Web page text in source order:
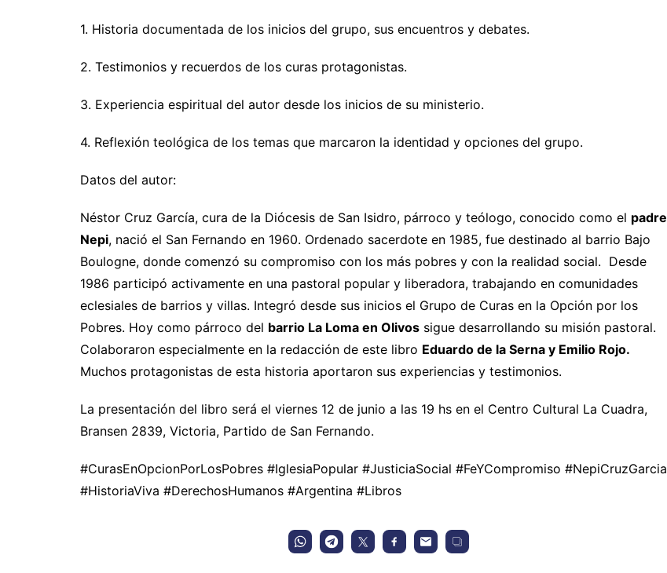
1. Historia documentada de los inicios del grupo, sus encuentros y debates.
2. Testimonios y recuerdos de los curas protagonistas.
3. Experiencia espiritual del autor desde los inicios de su ministerio.
4. Reflexión teológica de los temas que marcaron la identidad y opciones del grupo.
Datos del autor:
Néstor Cruz García, cura de la Diócesis de San Isidro, párroco y teólogo, conocido como el padre
Nepi, nació el San Fernando en 1960. Ordenado sacerdote en 1985, fue destinado al barrio Bajo
Boulogne, donde comenzó su compromiso con los más pobres y con la realidad social. Desde
1986 participó activamente en una pastoral popular y liberadora, trabajando en comunidades
eclesiales de barrios y villas. Integró desde sus inicios el Grupo de Curas en la Opción por los
Pobres. Hoy como párroco del barrio La Loma en Olivos sigue desarrollando su misión pastoral.
Colaboraron especialmente en la redacción de este libro Eduardo de la Serna y Emilio Rojo.
Muchos protagonistas de esta historia aportaron sus experiencias y testimonios.
La presentación del libro será el viernes 12 de junio a las 19 hs en el Centro Cultural La Cuadra,
Bransen 2839, Victoria, Partido de San Fernando.
#CurasEnOpcionPorLosPobres #IglesiaPopular #JusticiaSocial #FeYCompromiso #NepiCruzGarcia
#HistoriaViva #DerechosHumanos #Argentina #Libros